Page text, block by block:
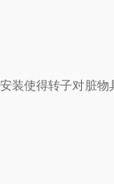
使得转子对脏物